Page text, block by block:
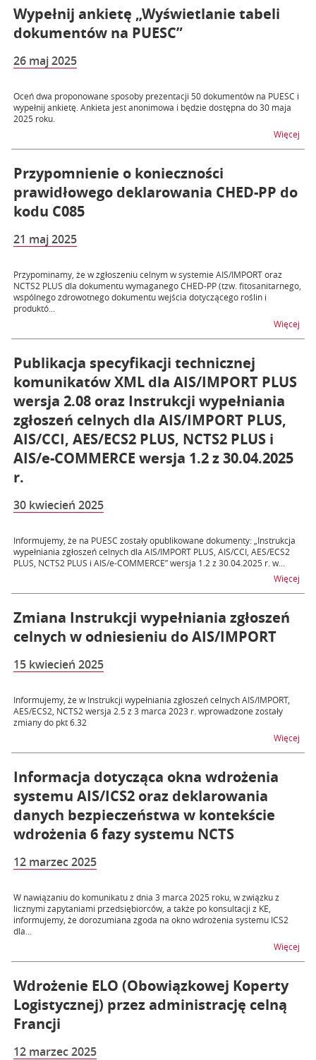
Wypełnij ankietę „Wyświetlanie tabeli
dokumentów na PUESC”
26 maj 2025
Oceń dwa proponowane sposoby prezentacji 50 dokumentów na PUESC i
wypełnij ankietę. Ankieta jest anonimowa i będzie dostępna do 30 maja
2025 roku.
Więcej
Przypomnienie o konieczności
prawidłowego deklarowania CHED-PP do
kodu C085
21 maj 2025
Przypominamy, że w zgłoszeniu celnym w systemie AIS/IMPORT oraz
NCTS2 PLUS dla dokumentu wymaganego CHED-PP (tzw. fitosanitarnego,
wspólnego zdrowotnego dokumentu wejścia dotyczącego roślin i
produktó...
Więcej
Publikacja specyfikacji technicznej
komunikatów XML dla AIS/IMPORT PLUS
wersja 2.08 oraz Instrukcji wypełniania
zgłoszeń celnych dla AIS/IMPORT PLUS,
AIS/CCI, AES/ECS2 PLUS, NCTS2 PLUS i
AIS/e-COMMERCE wersja 1.2 z 30.04.2025
r.
30 kwiecień 2025
Informujemy, że na PUESC zostały opublikowane dokumenty: „Instrukcja
wypełniania zgłoszeń celnych dla AIS/IMPORT PLUS, AIS/CCI, AES/ECS2
PLUS, NCTS2 PLUS i AIS/e-COMMERCE” wersja 1.2 z 30.04.2025 r. w...
Więcej
Zmiana Instrukcji wypełniania zgłoszeń
celnych w odniesieniu do AIS/IMPORT
15 kwiecień 2025
Informujemy, że w Instrukcji wypełniania zgłoszeń celnych AIS/IMPORT,
AES/ECS2, NCTS2 wersja 2.5 z 3 marca 2023 r. wprowadzone zostały
zmiany do pkt 6.32
Więcej
Informacja dotycząca okna wdrożenia
systemu AIS/ICS2 oraz deklarowania
danych bezpieczeństwa w kontekście
wdrożenia 6 fazy systemu NCTS
12 marzec 2025
W nawiązaniu do komunikatu z dnia 3 marca 2025 roku, w związku z
licznymi zapytaniami przedsiębiorców, a także po konsultacji z KE,
informujemy, że dorozumiana zgoda na okno wdrożenia systemu ICS2
dla...
Więcej
Wdrożenie ELO (Obowiązkowej Koperty
Logistycznej) przez administrację celną
Francji
12 marzec 2025